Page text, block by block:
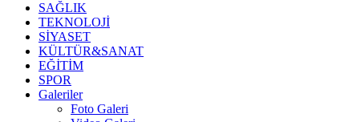
SAĞLIK
TEKNOLOJİ
SİYASET
KÜLTÜR&SANAT
EĞİTİM
SPOR
Galeriler
Foto Galeri